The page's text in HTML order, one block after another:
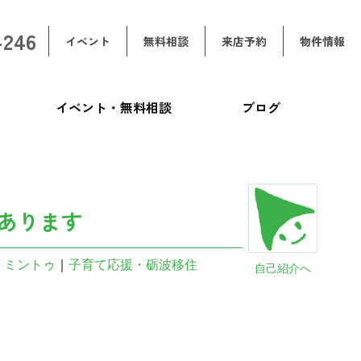
イベント 無料相談 来店予約 物件情報
イベント・無料相談 ブログ
自己紹介へ
ります
ミントゥ 子育て応援・砺波移住